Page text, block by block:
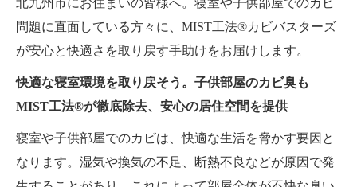
北九州市にお住まいの皆様へ。寝室や子供部屋でのカビ
問題に直面している方々に、MIST工法®カビバスターズ
が安心と快適さを取り戻す手助けをお届けします。
快適な寝室環境を取り戻そう。子供部屋のカビ臭も
MIST工法®が徹底除去、安心の居住空間を提供
寝室や子供部屋でのカビは、快適な生活を脅かす要因と
なります。湿気や換気の不足、断熱不良などが原因で発